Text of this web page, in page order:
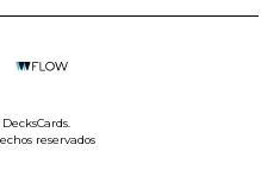
reservados